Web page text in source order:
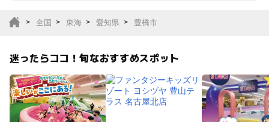
サファリパーク
植物園・フラワーパー
ク
キャンプ場
全国 東海 愛知県 豊橋市
迷ったらココ！旬なおすすめスポット